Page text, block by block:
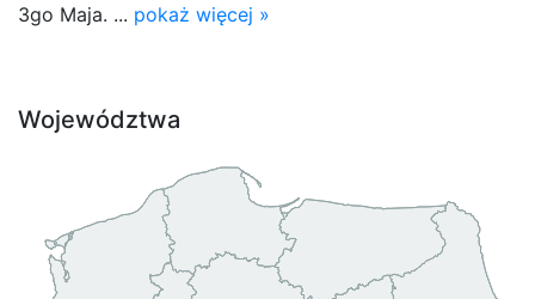
3go Maja. ... pokaż więcej »
Województwa